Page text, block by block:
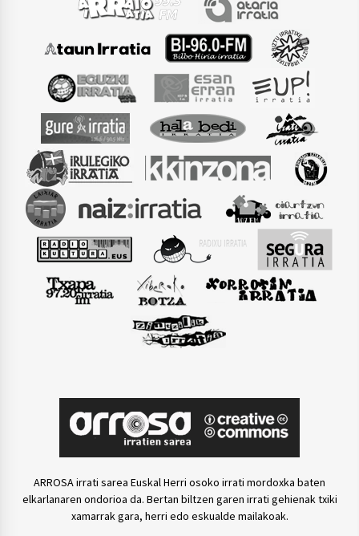
ARROSA irrati sarea Euskal Herri osoko irrati mordoxka baten
elkarlanaren ondorioa da. Bertan biltzen garen irrati gehienak txiki
xamarrak gara, herri edo eskualde mailakoak.